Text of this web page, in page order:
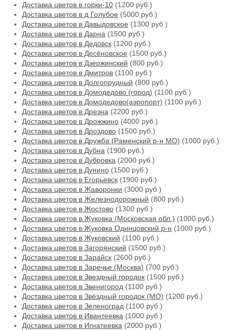
Доставка цветов в горки-10 (1200 руб.)
Доставка цветов в д Голубое (5000 руб.)
Доставка цветов в Давыдовское (1300 руб.)
Доставка цветов в Дарна (1500 руб.)
Доставка цветов в Дедовск (1200 руб.)
Доставка цветов в Десёновское (1500 руб.)
Доставка цветов в Дзержинский (800 руб.)
Доставка цветов в Дмитров (1100 руб.)
Доставка цветов в Долгопрудный (800 руб.)
Доставка цветов в Домодедово (город) (1100 руб.)
Доставка цветов в Домодедово(аэропорт) (1100 руб.)
Доставка цветов в Дрезна (2200 руб.)
Доставка цветов в Дрожжино (4000 руб.)
Доставка цветов в Дроздово (1500 руб.)
Доставка цветов в Дружба (Раменский р-н МО) (1000 руб.)
Доставка цветов в Дубна (1900 руб.)
Доставка цветов в Дубровка (2000 руб.)
Доставка цветов в Дунино (1500 руб.)
Доставка цветов в Егорьевск (1900 руб.)
Доставка цветов в Жаворонки (3000 руб.)
Доставка цветов в Железнодорожный (800 руб.)
Доставка цветов в Жостово (1300 руб.)
Доставка цветов в Жуковка (Московская обл.) (1000 руб.)
Доставка цветов в Жуковка Одинцовский р-н (1000 руб.)
Доставка цветов в Жуковский (1100 руб.)
Доставка цветов в Загорянский (1500 руб.)
Доставка цветов в Зарайск (2600 руб.)
Доставка цветов в Заречье (Москва) (700 руб.)
Доставка цветов в Звездный городок (1500 руб.)
Доставка цветов в Звенигород (1100 руб.)
Доставка цветов в Звёздный городок (МО) (1200 руб.)
Доставка цветов в Зеленоград (1100 руб.)
Доставка цветов в Ивантеевка (1000 руб.)
Доставка цветов в Игнатеевка (2000 руб.)